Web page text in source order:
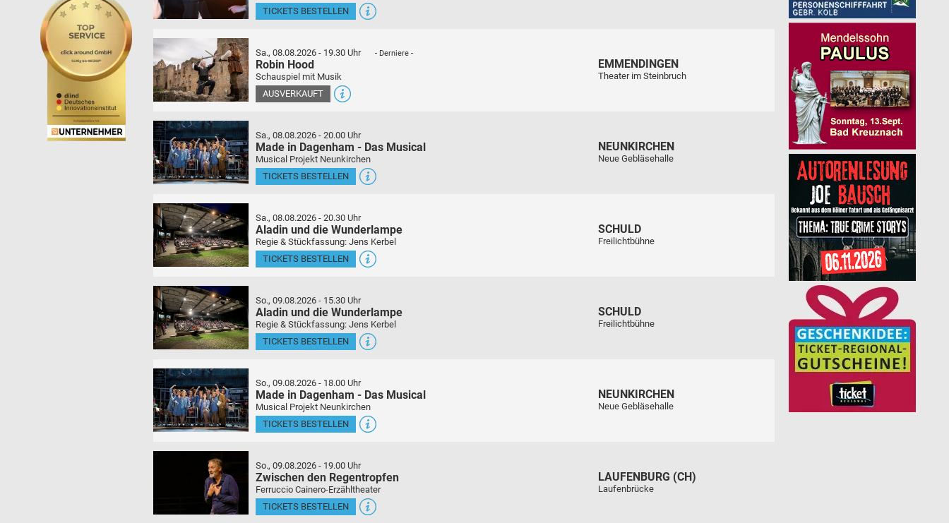
TICKETS BESTELLEN
Sa., 08.08.2026 - 19.30 Uhr - Derniere -
Robin Hood
Schauspiel mit Musik
AUSVERKAUFT
EMMENDINGEN
Theater im Steinbruch
Sa., 08.08.2026 - 20.00 Uhr
Made in Dagenham - Das Musical
Musical Projekt Neunkirchen
TICKETS BESTELLEN
NEUNKIRCHEN
Neue Gebläsehalle
Sa., 08.08.2026 - 20.30 Uhr
Aladin und die Wunderlampe
Regie & Stückfassung: Jens Kerbel
TICKETS BESTELLEN
SCHULD
Freilichtbühne
So., 09.08.2026 - 15.30 Uhr
Aladin und die Wunderlampe
Regie & Stückfassung: Jens Kerbel
TICKETS BESTELLEN
SCHULD
Freilichtbühne
So., 09.08.2026 - 18.00 Uhr
Made in Dagenham - Das Musical
Musical Projekt Neunkirchen
TICKETS BESTELLEN
NEUNKIRCHEN
Neue Gebläsehalle
So., 09.08.2026 - 19.00 Uhr
Zwischen den Regentropfen
Ferruccio Cainero-Erzähltheater
TICKETS BESTELLEN
LAUFENBURG (CH)
Laufenbrücke